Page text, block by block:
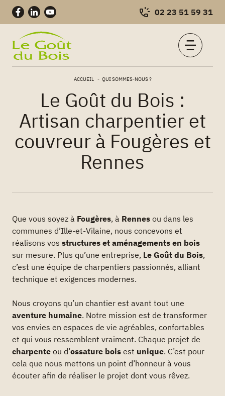
02 23 51 59 31
Charpentes
ACCUEIL QUI SOMMES-NOUS ?
Le Goût du Bois :
Artisan charpentier et
couvreur à Fougères et
Rennes
Que vous soyez à Fougères, à Rennes ou dans les
communes d’Ille-et-Vilaine, nous concevons et
réalisons vos structures et aménagements en bois
sur mesure. Plus qu’une entreprise, Le Goût du Bois,
c’est une équipe de charpentiers passionnés, alliant
technique et exigences modernes.
Nous croyons qu’un chantier est avant tout une
aventure humaine. Notre mission est de transformer
vos envies en espaces de vie agréables, confortables
et qui vous ressemblent vraiment. Chaque projet de
charpente ou d’ossature boisest unique. C’est pour
cela que nous mettons un point d’honneur à vous
écouter afin de réaliser le projet dont vous rêvez.